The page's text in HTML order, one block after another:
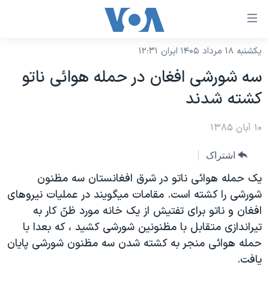
لینکهای
دسترسی
جهش
به
محتوای
اصلی
جهش
صفحه
اصلی
جهش
به
جستجو
نسخه سبک وب‌سایت
موضوع ها
ایران
آمریکا
ورزشی
گزیده‌ها
ویژه برنامه‌ها
ویدیوها
برنامه های تلویزیونی
جدول برنامه ها
صفحه‌های ویژه
جام جهانی ۲۰۲۶
عملیات خشم حماسی
۲۵۰سالگی آمریکا
بایگانی برنامه‌های تلویزیونی
فرکانس‌های صدای آمریکا
پخش رادیویی
یادگیری زبان انگلیسی
یکشنبه ۱۸ مرداد ۱۴۰۵ ایران ۱۲:۳۱
سه شورشی افغان در حمله هوائی ناتو
کشته شدند
۱۰ آبان ۱۳۸۵
اشتراک
يک حمله هوائی ناتو در شرق افغانستان سه مظنون
شورشی را کشته است. مقامات ميگويند در عمليات نيروهای
افغان و ناتو برای تفتيش از يک خانه مورد ظنّ کار به
تيراندازی متقابل با مظنونين شورشی کشيد ، که بعدا با
حمله هوائی منجر به کشته شدن سه مظنون شورشی پايان
يافت.